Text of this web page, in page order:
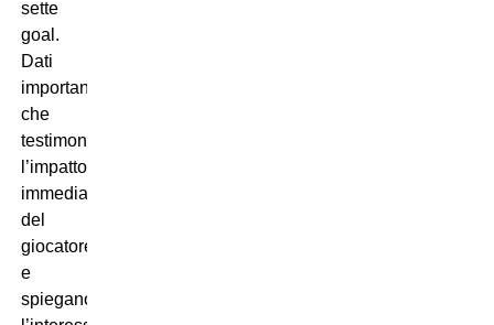
sette
goal.
Dati
importanti
che
testimoniano
l’impatto
immediato
del
giocatore
e
spiegano